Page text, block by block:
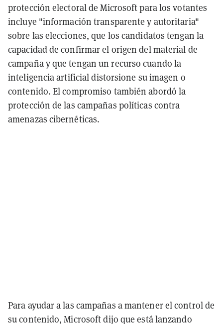
protección electoral de Microsoft para los votantes
incluye "información transparente y autoritaria"
sobre las elecciones, que los candidatos tengan la
capacidad de confirmar el origen del material de
campaña y que tengan un recurso cuando la
inteligencia artificial distorsione su imagen o
contenido. El compromiso también abordó la
protección de las campañas políticas contra
amenazas cibernéticas.
Para ayudar a las campañas a mantener el control de
su contenido, Microsoft dijo que está lanzando